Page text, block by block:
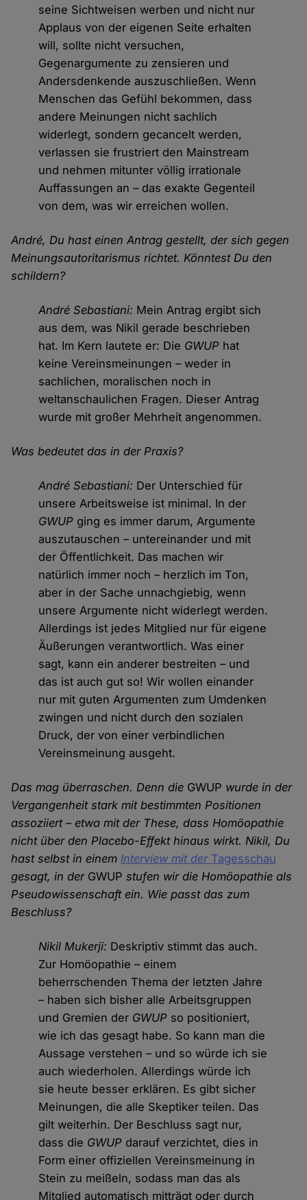
seine Sichtweisen werben und nicht nur
Applaus von der eigenen Seite erhalten
will, sollte nicht versuchen,
Gegenargumente zu zensieren und
Andersdenkende auszuschließen. Wenn
Menschen das Gefühl bekommen, dass
andere Meinungen nicht sachlich
widerlegt, sondern gecancelt werden,
verlassen sie frustriert den Mainstream
und nehmen mitunter völlig irrationale
Auffassungen an – das exakte Gegenteil
von dem, was wir erreichen wollen.
André, Du hast einen Antrag gestellt, der sich gegen
Meinungsautoritarismus richtet. Könntest Du den
schildern?
André Sebastiani: Mein Antrag ergibt sich
aus dem, was Nikil gerade beschrieben
hat. Im Kern lautete er: Die GWUP hat
keine Vereinsmeinungen – weder in
sachlichen, moralischen noch in
weltanschaulichen Fragen. Dieser Antrag
wurde mit großer Mehrheit angenommen.
Was bedeutet das in der Praxis?
André Sebastiani: Der Unterschied für
unsere Arbeitsweise ist minimal. In der
GWUP ging es immer darum, Argumente
auszutauschen – untereinander und mit
der Öffentlichkeit. Das machen wir
natürlich immer noch – herzlich im Ton,
aber in der Sache unnachgiebig, wenn
unsere Argumente nicht widerlegt werden.
Allerdings ist jedes Mitglied nur für eigene
Äußerungen verantwortlich. Was einer
sagt, kann ein anderer bestreiten – und
das ist auch gut so! Wir wollen einander
nur mit guten Argumenten zum Umdenken
zwingen und nicht durch den sozialen
Druck, der von einer verbindlichen
Vereinsmeinung ausgeht.
Das mag überraschen. Denn die GWUP wurde in der
Vergangenheit stark mit bestimmten Positionen
assoziiert – etwa mit der These, dass Homöopathie
nicht über den Placebo-Effekt hinaus wirkt. Nikil, Du
hast selbst in einem Interview mit der Tagesschau
gesagt, in der GWUP stufen wir die Homöopathie als
Pseudowissenschaft ein. Wie passt das zum
Beschluss?
Nikil Mukerji: Deskriptiv stimmt das auch.
Zur Homöopathie – einem
beherrschenden Thema der letzten Jahre
– haben sich bisher alle Arbeitsgruppen
und Gremien der GWUP so positioniert,
wie ich das gesagt habe. So kann man die
Aussage verstehen – und so würde ich sie
auch wiederholen. Allerdings würde ich
sie heute besser erklären. Es gibt sicher
Meinungen, die alle Skeptiker teilen. Das
gilt weiterhin. Der Beschluss sagt nur,
dass die GWUP darauf verzichtet, dies in
Form einer offiziellen Vereinsmeinung in
Stein zu meißeln, sodass man das als
Mitglied automatisch mitträgt oder durch